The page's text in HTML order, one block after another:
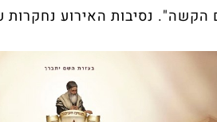
נסיבות האירוע